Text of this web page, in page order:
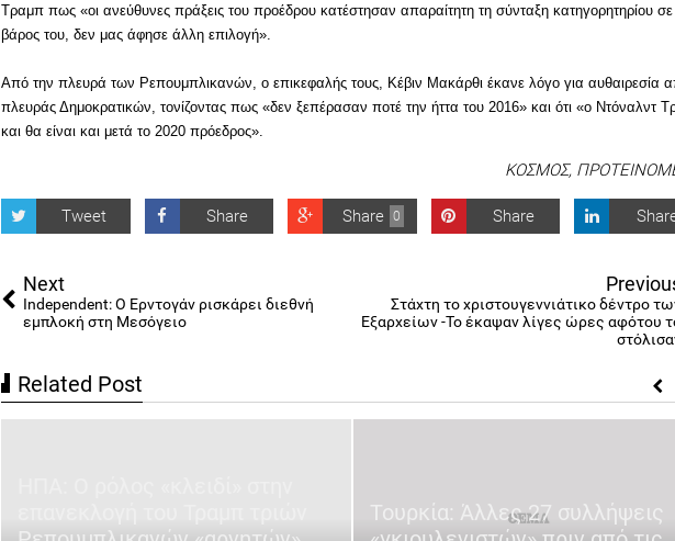
Τραμπ πως «οι ανεύθυνες πράξεις του προέδρου κατέστησαν απαραίτητη τη σύνταξη κατηγορητηρίου σε
βάρος του, δεν μας άφησε άλλη επιλογή».
Από την πλευρά των Ρεπουμπλικανών, ο επικεφαλής τους, Κέβιν Μακάρθι έκανε λόγο για αυθαιρεσία
πλευράς Δημοκρατικών, τονίζοντας πως «δεν ξεπέρασαν ποτέ την ήττα του 2016» και ότι «ο Ντόναλντ
και θα είναι και μετά το 2020 πρόεδρος».
ΚΟΣΜΟΣ,
Tweet Share 0
Share Share
Next
Independent: Ο Ερντογάν ρισκάρει διεθνή
εμπλοκή στη Μεσόγειο
Στάχτη το χριστουγεννιάτικο δέντρο
Εξαρχείων -Το έκαψαν λίγες ώρες αφότου
Related Post
Τουρκία: Άλλες 27 συλλήψεις